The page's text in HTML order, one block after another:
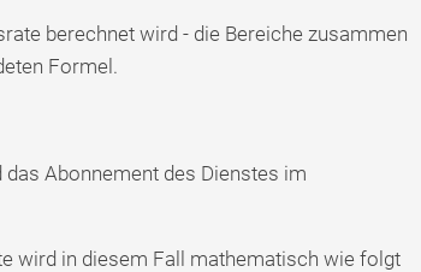
berechnet wird - die Bereiche zusammen
Formel.
Abonnement des Dienstes im
wird in diesem Fall mathematisch wie folgt